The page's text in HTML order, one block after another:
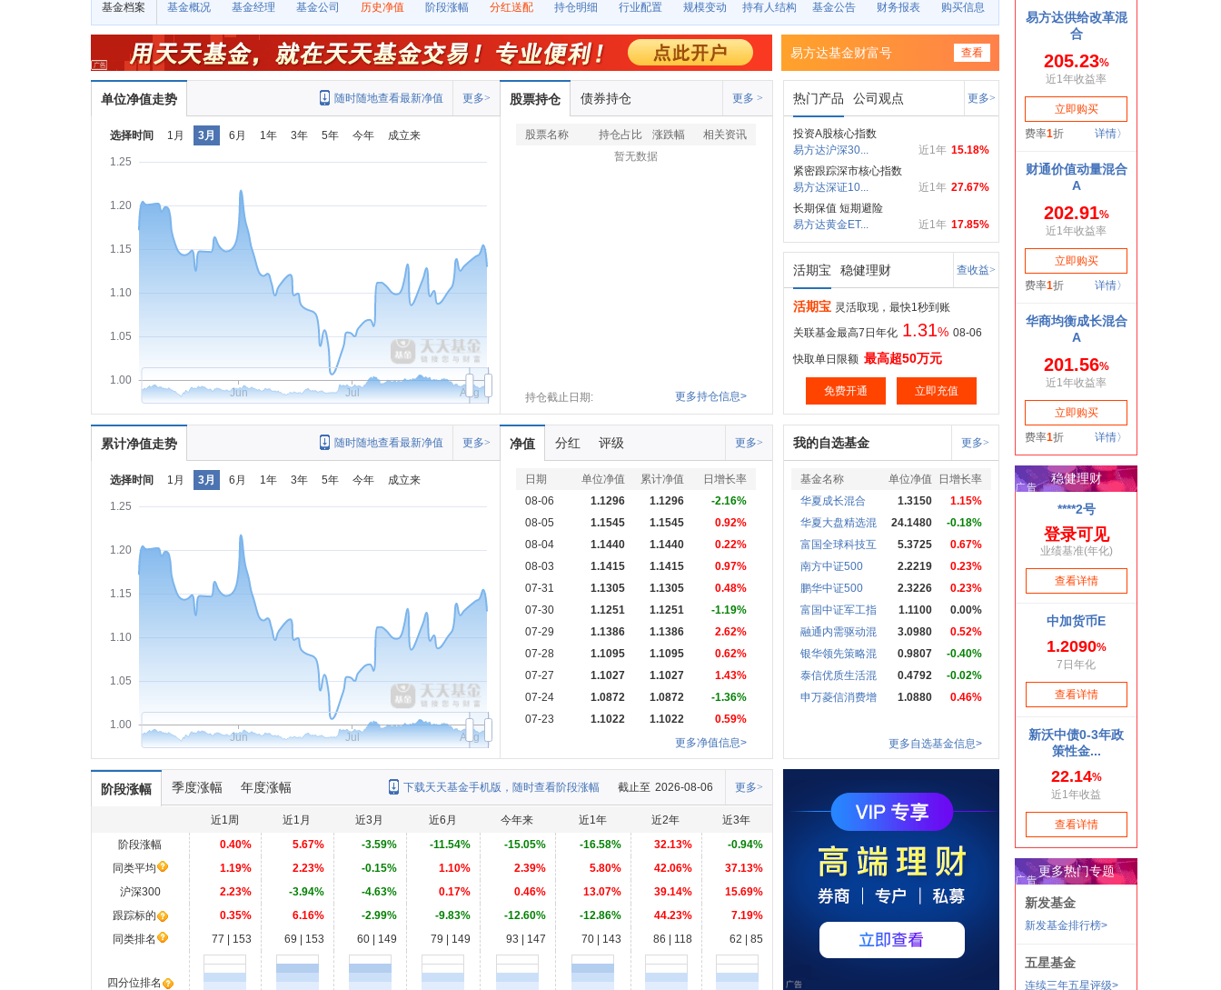
基金档案 基金概况 基金经理 基金公司 历史净值 阶段涨幅 分红送配 持仓明细 行业配置 规模变动 持有人结构 基金公告 财务报表 购买信息
易方达基金财富号 查看
单位净值走势 更多>
随时随地查看最新净值
选择时间 1月 3月 6月 1年 3年 5年 今年 成立来
1.00
1.05
1.10
1.15
1.20
1.25
Jun Jul Aug
股票持仓 债券持仓 更多 >
股票名称 持仓占比 涨跌幅
相关资讯
暂无数据
持仓截止日期: 更多持仓信息>
热门产品 公司观点 更多>
投资A股核心指数
15.18%
近1年
易方达沪深30...
紧密跟踪深市核心指数
27.67%
近1年
易方达深证10...
长期保值 短期避险
17.85%
近1年
易方达黄金ET...
活期宝 稳健理财 查收益>
活期宝 灵活取现，最快1秒到账
关联基金最高7日年化 1.31% 08-06
快取单日限额 最高超50万元
免费开通 立即充值
累计净值走势 更多>
随时随地查看最新净值
选择时间 1月 3月 6月 1年 3年 5年 今年 成立来
1.00
1.05
1.10
1.15
1.20
1.25
Jun Jul Aug
净值 分红 评级 更多>
日期 单位净值 累计净值
日增长率
08-06
1.1296 1.1296
-2.16%
08-05
1.1545 1.1545
0.92%
08-04
1.1440 1.1440
0.22%
08-03
1.1415 1.1415
0.97%
07-31
1.1305 1.1305
0.48%
07-30
1.1251 1.1251
-1.19%
07-29
1.1386 1.1386
2.62%
07-28
1.1095 1.1095
0.62%
07-27
1.1027 1.1027
1.43%
07-24
1.0872 1.0872
-1.36%
07-23
1.1022 1.1022
0.59%
更多净值信息>
我的自选基金 更多>
基金名称 单位净值
日增长率
华夏成长混合
1.3150
1.15%
华夏大盘精选混
24.1480
-0.18%
富国全球科技互
5.3725
0.67%
南方中证500
2.2219
0.23%
鹏华中证500
2.3226
0.23%
富国中证军工指
1.1100
0.00%
融通内需驱动混
3.0980
0.52%
银华领先策略混
0.9807
-0.40%
泰信优质生活混
0.4792
-0.02%
申万菱信消费增
1.0880 0.46%
更多自选基金信息>
阶段涨幅 季度涨幅 年度涨幅 更多>
截止至 2026-08-06
下载天天基金手机版，随时查看阶段涨幅
近1周 近1月 近3月 近6月 今年来 近1年 近2年
近3年
阶段涨幅
0.40% 5.67% -3.59% -11.54% -15.05% -16.58% 32.13%
-0.94%
同类平均
1.19% 2.23% -0.15% 1.10% 2.39% 5.80% 42.06%
37.13%
沪深300
2.23% -3.94% -4.63% 0.17% 0.46% 13.07% 39.14%
15.69%
跟踪标的
0.35% 6.16% -2.99% -9.83% -12.60% -12.86% 44.23%
7.19%
同类排名
77 | 153 69 | 153 60 | 149 79 | 149 93 | 147 70 | 143 86 | 118 62 | 85
四分位排名